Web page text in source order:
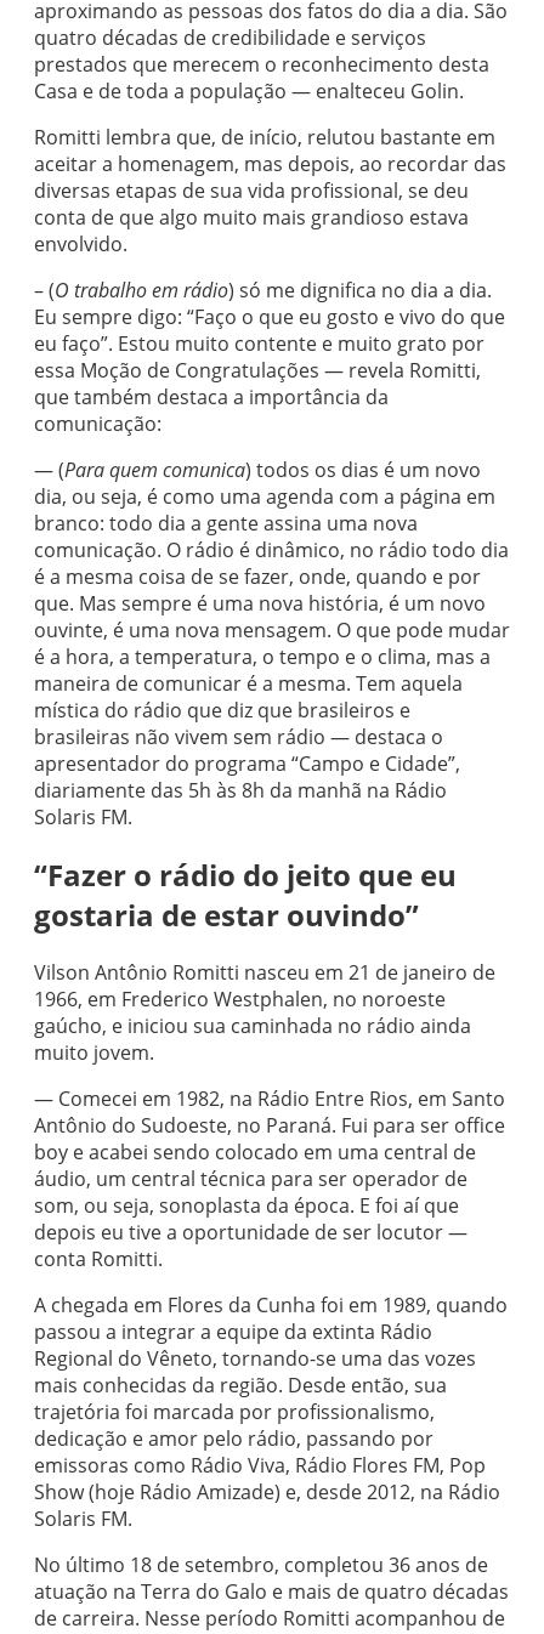
aproximando as pessoas dos fatos do dia a dia. São
quatro décadas de credibilidade e serviços
prestados que merecem o reconhecimento desta
Casa e de toda a população — enalteceu Golin.
Romitti lembra que, de início, relutou bastante em
aceitar a homenagem, mas depois, ao recordar das
diversas etapas de sua vida profissional, se deu
conta de que algo muito mais grandioso estava
envolvido.
– (O trabalho em rádio) só me dignifica no dia a dia.
Eu sempre digo: “Faço o que eu gosto e vivo do que
eu faço”. Estou muito contente e muito grato por
essa Moção de Congratulações — revela Romitti,
que também destaca a importância da
comunicação:
— (Para quem comunica) todos os dias é um novo
dia, ou seja, é como uma agenda com a página em
branco: todo dia a gente assina uma nova
comunicação. O rádio é dinâmico, no rádio todo dia
é a mesma coisa de se fazer, onde, quando e por
que. Mas sempre é uma nova história, é um novo
ouvinte, é uma nova mensagem. O que pode mudar
é a hora, a temperatura, o tempo e o clima, mas a
maneira de comunicar é a mesma. Tem aquela
mística do rádio que diz que brasileiros e
brasileiras não vivem sem rádio — destaca o
apresentador do programa “Campo e Cidade”,
diariamente das 5h às 8h da manhã na Rádio
Solaris FM.
“Fazer o rádio do jeito que eu
gostaria de estar ouvindo”
Vilson Antônio Romitti nasceu em 21 de janeiro de
1966, em Frederico Westphalen, no noroeste
gaúcho, e iniciou sua caminhada no rádio ainda
muito jovem.
— Comecei em 1982, na Rádio Entre Rios, em Santo
Antônio do Sudoeste, no Paraná. Fui para ser office
boy e acabei sendo colocado em uma central de
áudio, um central técnica para ser operador de
som, ou seja, sonoplasta da época. E foi aí que
depois eu tive a oportunidade de ser locutor —
conta Romitti.
A chegada em Flores da Cunha foi em 1989, quando
passou a integrar a equipe da extinta Rádio
Regional do Vêneto, tornando-se uma das vozes
mais conhecidas da região. Desde então, sua
trajetória foi marcada por profissionalismo,
dedicação e amor pelo rádio, passando por
emissoras como Rádio Viva, Rádio Flores FM, Pop
Show (hoje Rádio Amizade) e, desde 2012, na Rádio
Solaris FM.
No último 18 de setembro, completou 36 anos de
atuação na Terra do Galo e mais de quatro décadas
de carreira. Nesse período Romitti acompanhou de